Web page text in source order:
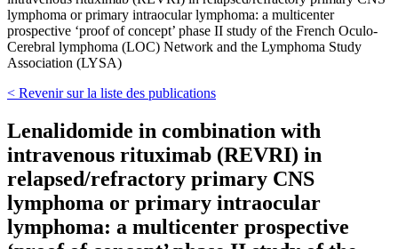
lymphoma or primary intraocular lymphoma: a multicenter
prospective ‘proof of concept’ phase II study of the French Oculo-
Cerebral lymphoma (LOC) Network and the Lymphoma Study
Association (LYSA)
< Revenir sur la liste des publications
Lenalidomide in combination with
intravenous rituximab (REVRI) in
relapsed/refractory primary CNS
lymphoma or primary intraocular
lymphoma: a multicenter prospective